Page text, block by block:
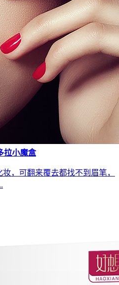
拉小魔盒
，可翻来覆去都找不到眉笔，